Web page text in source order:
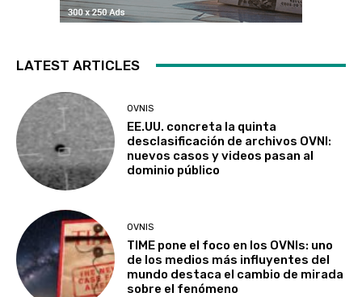
LATEST ARTICLES
OVNIS
EE.UU. concreta la quinta
desclasificación de archivos OVNI:
nuevos casos y videos pasan al
dominio público
OVNIS
TIME pone el foco en los OVNIs: uno
de los medios más influyentes del
mundo destaca el cambio de mirada
sobre el fenómeno